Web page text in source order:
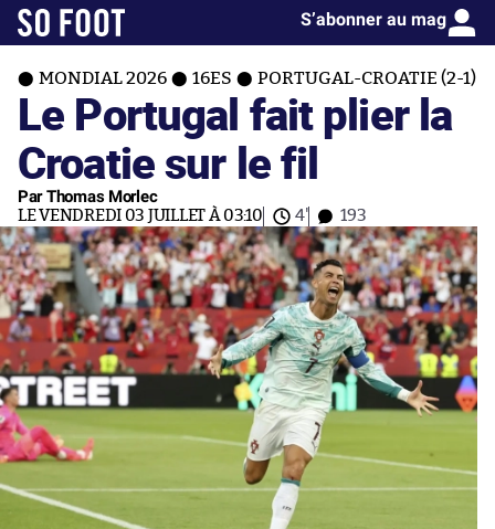
S’abonner au mag
MONDIAL 2026 16ES PORTUGAL-CROATIE (2-1)
Le Portugal fait plier la
Croatie sur le fil
Par Thomas Morlec
LE VENDREDI 03 JUILLET À 03:10 4' 193